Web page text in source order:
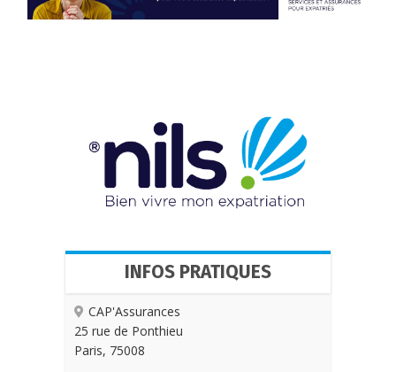
INFOS PRATIQUES
CAP'Assurances
25 rue de Ponthieu
Paris, 75008